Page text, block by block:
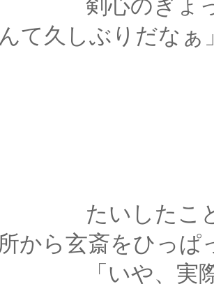
ぎょっとした
て久しぶりだな
たことはない
から玄斎をひっぱ
、実際薫くん